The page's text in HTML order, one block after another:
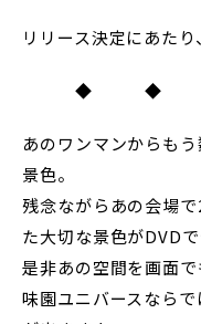
リリース決定にあた
◆ ◆
あのワンマンからも
景色。
残念ながらあの会場
た大切な景色がDVDで
是非あの空間を画面で
味園ユニバースなら